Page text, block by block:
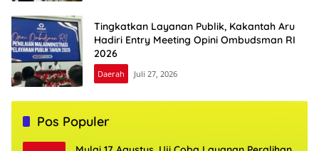
Tingkatkan Layanan Publik, Kakantah Aru
Hadiri Entry Meeting Opini Ombudsman RI
2026
Daerah Juli 27, 2026
Pos Populer